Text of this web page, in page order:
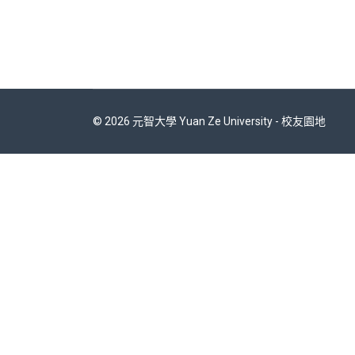
© 2026 元智大學 Yuan Ze University - 校友園地